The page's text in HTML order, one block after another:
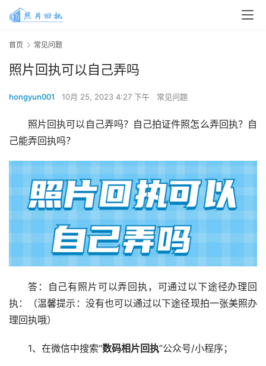
首页 常见问题
照片回执可以自己弄吗
hongyun001 10月 25, 2023 4:27 下午 常见问题
照片回执可以自己弄吗？自己拍证件照怎么弄回执？自
己能弄回执吗？
答：自己有照片可以弄回执，可通过以下途径办理回
执：（温馨提示：没有也可以通过以下途径现拍一张美照办
理回执哦）
1、在微信中搜索“数码相片回执”公众号/小程序；